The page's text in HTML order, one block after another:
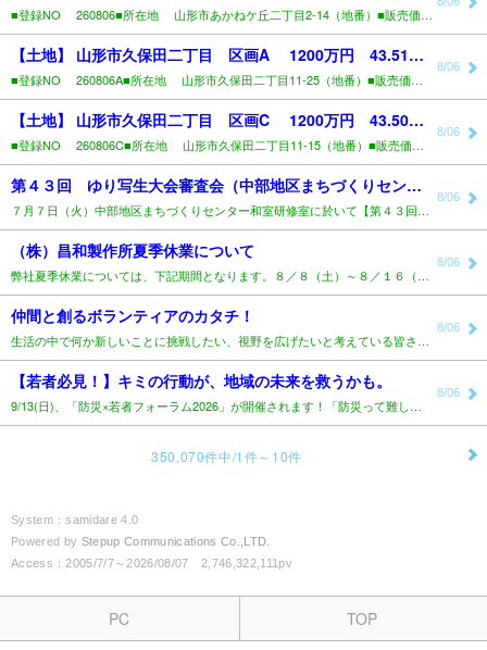
■登録NO 260806■所在地 山形市あかねケ丘二丁目2-14（地番）■販売価格 1,407万..
【土地】 山形市久保田二丁目 区画A 1200万円 43.51坪（坪27.58万円）..
■登録NO 260806A■所在地 山形市久保田二丁目11-25（地番）■販売価格 1,200万..
8/06
【土地】 山形市久保田二丁目 区画C 1200万円 43.50坪（坪27.59万円）..
■登録NO 260806C■所在地 山形市久保田二丁目11-15（地番）■販売価格 1,200万..
8/06
第４３回 ゆり写生大会審査会（中部地区まちづくりセンター）..
７月７日（火）中部地区まちづくりセンター和室研修室に於いて【第４３回ゆり写生大会審査会】が行われまし..
8/06
（株）昌和製作所夏季休業について
弊社夏季休業については、下記期間となります。８／８（土）～８／１６（日）尚休業期間中もメール対応致し..
8/06
仲間と創るボランティアのカタチ！
生活の中で何か新しいことに挑戦したい、視野を広げたいと考えている皆さんへ。10月18日開催予定の「ボ..
8/06
【若者必見！】キミの行動が、地域の未来を救うかも。
9/13(日)、「防災×若者フォーラム2026」が開催されます！「防災って難しそう&he..
8/06
350,070件中/1件～10件
System：samidare 4.0
Powered by Stepup Communications Co.,LTD.
Access：2005/7/7～2026/08/07 2,746,322,111pv
PC TOP